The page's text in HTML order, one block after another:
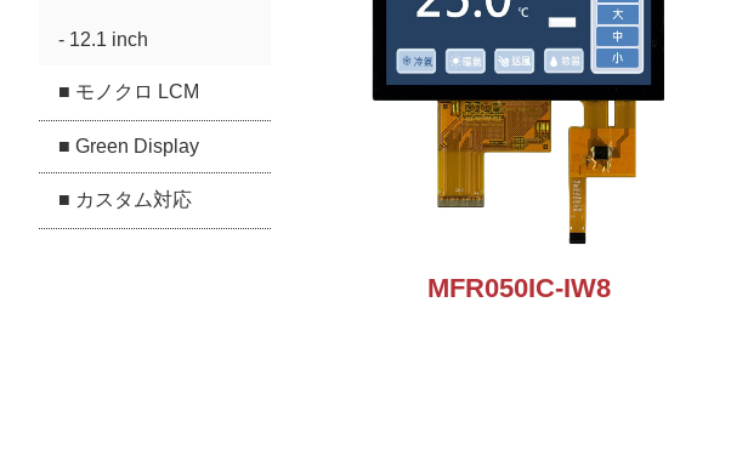
- 12.1 inch
■ モノクロ LCM
■ Green Display
■ カスタム対応
MFR050IC-IW8